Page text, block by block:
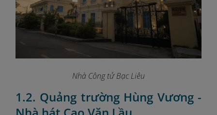
Nhà Công tử Bạc Liêu
1.2. Quảng trường Hùng Vương -